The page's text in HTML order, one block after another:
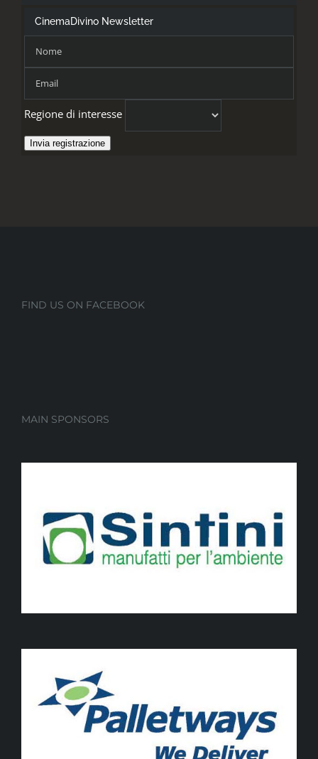
CinemaDivino Newsletter
Regione di interesse
Invia registrazione
FIND US ON FACEBOOK
MAIN SPONSORS